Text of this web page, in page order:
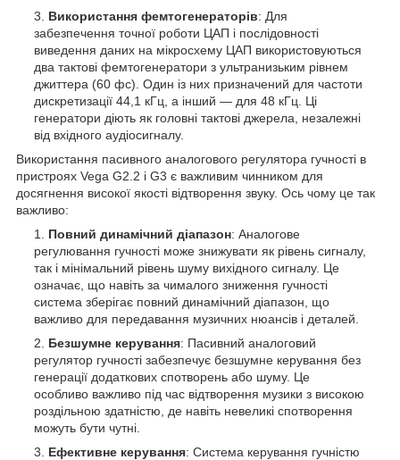
Використання фемтогенераторів: Для
забезпечення точної роботи ЦАП і послідовності
виведення даних на мікросхему ЦАП використовуються
два тактові фемтогенератори з ультранизьким рівнем
джиттера (60 фс). Один із них призначений для частоти
дискретизації 44,1 кГц, а інший — для 48 кГц. Ці
генератори діють як головні тактові джерела, незалежні
від вхідного аудіосигналу.
Використання пасивного аналогового регулятора гучності в
пристроях Vega G2.2 і G3 є важливим чинником для
досягнення високої якості відтворення звуку. Ось чому це так
важливо:
Повний динамічний діапазон: Аналогове
регулювання гучності може знижувати як рівень сигналу,
так і мінімальний рівень шуму вихідного сигналу. Це
означає, що навіть за чималого зниження гучності
система зберігає повний динамічний діапазон, що
важливо для передавання музичних нюансів і деталей.
Безшумне керування: Пасивний аналоговий
регулятор гучності забезпечує безшумне керування без
генерації додаткових спотворень або шуму. Це
особливо важливо під час відтворення музики з високою
роздільною здатністю, де навіть невеликі спотворення
можуть бути чутні.
Ефективне керування: Система керування гучністю